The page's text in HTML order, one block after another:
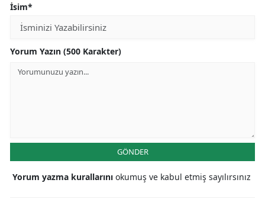
İsim*
Yorum Yazın (500 Karakter)
GÖNDER
Yorum yazma kurallarını okumuş ve kabul etmiş sayılırsınız